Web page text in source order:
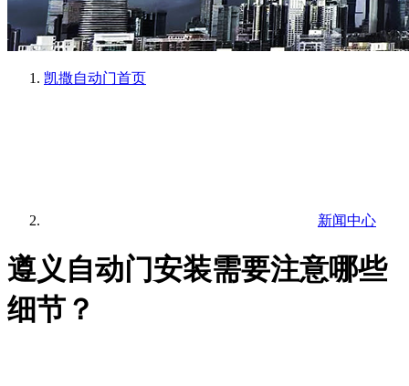
凯撒自动门首页
新闻中心
遵义自动门安装需要注意哪些
细节？